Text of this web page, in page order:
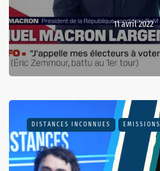
11 avril 2022
DISTANCES INCONNUES EMISSIONS